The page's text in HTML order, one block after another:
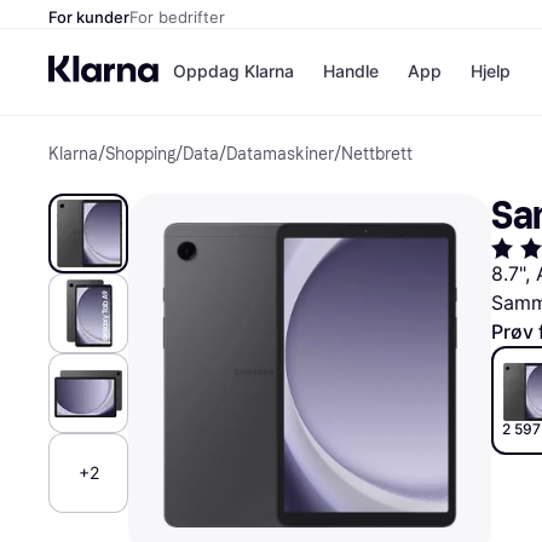
For kunderFor bedrifter
Oppdag Klarna
Betal nå
Betal i 3
Betal innen
Finansiering
Vipps
Handle
kicks.no
App Hjelp
Klarna/Shopping/Data/Datamaskiner/Nettbrett
+2
8.7",
Prøv
2